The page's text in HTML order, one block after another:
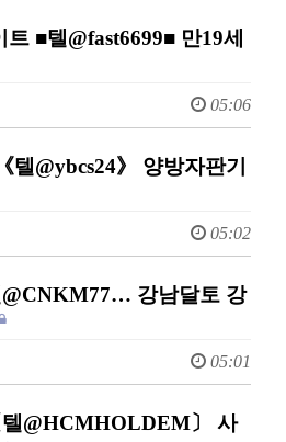
■텔@fast6699■ 만19세
05:06
텔@ybcs24》 양방자판기
05:02
강남달토 강
05:01
@HCMHOLDEM〕 사